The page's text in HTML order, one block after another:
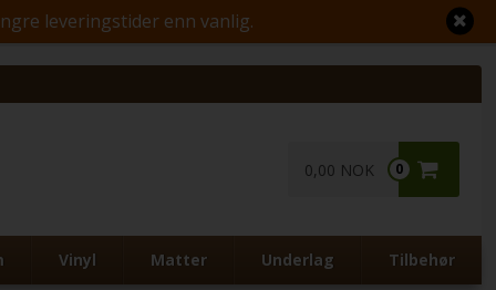
leveringstider enn vanlig.
0
0,00 NOK
Vinyl Matter Underlag Tilbehør